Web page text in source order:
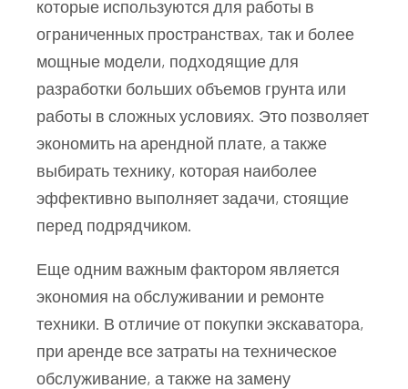
которые используются для работы в
ограниченных пространствах, так и более
мощные модели, подходящие для
разработки больших объемов грунта или
работы в сложных условиях. Это позволяет
экономить на арендной плате, а также
выбирать технику, которая наиболее
эффективно выполняет задачи, стоящие
перед подрядчиком.
Еще одним важным фактором является
экономия на обслуживании и ремонте
техники. В отличие от покупки экскаватора,
при аренде все затраты на техническое
обслуживание, а также на замену